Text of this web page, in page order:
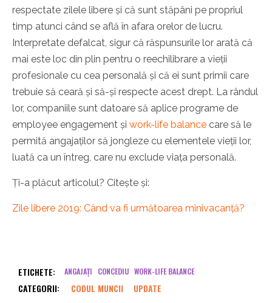
respectate zilele libere și că sunt stăpâni pe propriul
timp atunci când se află în afara orelor de lucru.
Interpretate defalcat, sigur că răspunsurile lor arată că
mai este loc din plin pentru o reechilibrare a vieții
profesionale cu cea personală și că ei sunt primii care
trebuie să ceară și să-și respecte acest drept. La rândul
lor, companiile sunt datoare să aplice programe de
employee engagement și work-life balance care să le
permită angajaților să jongleze cu elementele vieții lor,
luată ca un întreg, care nu exclude viața personală.
Ți-a plăcut articolul? Citește și:
Zile libere 2019: Când va fi următoarea minivacanță?
ETICHETE: ANGAJAȚI CONCEDIU WORK-LIFE BALANCE
CATEGORII: CODUL MUNCII UPDATE